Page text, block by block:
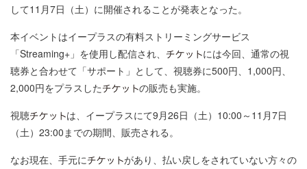
して11月7日（土）に開催されることが発表となった。
本イベントはイープラスの有料ストリーミングサービス
「Streaming+」を使用し配信され、
には今回、通常の視
聴券と合わせて「サポート」として、視聴券に500円、1,000円、
2,000円をプラスした
の販売も実施。
視聴
は、イープラスにて9月26日（土）10:00～11月7日
（土）23:00までの期間、販売される。
なお現在、手元に
があり、払い戻しをされていない方々の